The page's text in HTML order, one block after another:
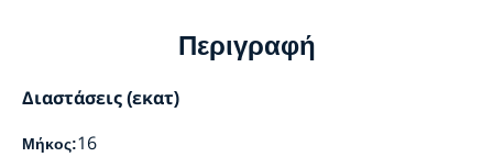
Περιγραφή
Διαστάσεις (εκατ)
Μήκος:16